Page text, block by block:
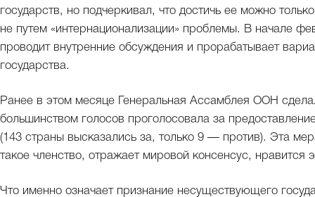
государств, но подчеркивал, что достичь ее можно
не путем «интернационализации» проблемы. В начале
проводит внутренние обсуждения и прорабатывает
государства.
Ранее в этом месяце Генеральная Ассамблея ООН
большинством голосов проголосовала за
(143 страны высказались за, только 9 — против). Эта
такое членство, отражает мировой консенсус,
Что именно означает признание несуществующего